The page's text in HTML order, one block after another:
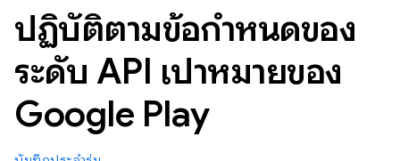
ปฏิบัติตามข้อกำหนดของ
ระดับ API เป้าหมายของ
Google Play